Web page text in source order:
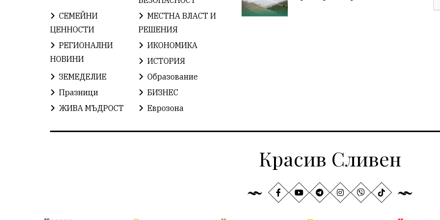
СЕМЕЙНИ
ЦЕННОСТИ
МЕСТНА ВЛАСТ И
РЕШЕНИЯ
РЕГИОНАЛНИ
НОВИНИ
ИКОНОМИКА
ИСТОРИЯ
ЗЕМЕДЕЛИЕ
Образование
Празници
БИЗНЕС
ЖИВА МЪДРОСТ
Еврозона
Красив Сливен